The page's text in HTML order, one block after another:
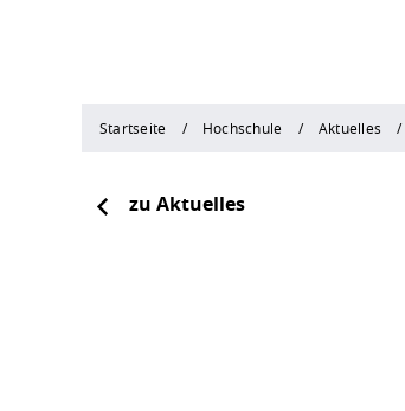
Startseite Hochschule Aktuelles
zu Aktuelles